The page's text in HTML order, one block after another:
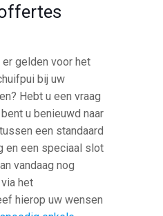
gelden voor het
bij uw
Hebt u een vraag
u benieuwd naar
een standaard
en een speciaal slot
vandaag nog
het
hierop uw wensen